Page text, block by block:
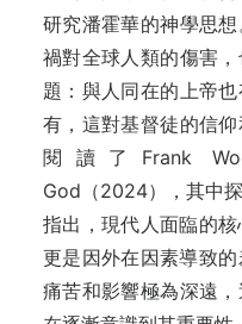
研究潘霍華的神學思
禍對全球人類的傷害
題：與人同在的上帝
有，這對基督徒的信
閱讀了Frank
God（2024），其中
指出，現代人面臨的
更是因外在因素導致
痛苦和影響極為深遠